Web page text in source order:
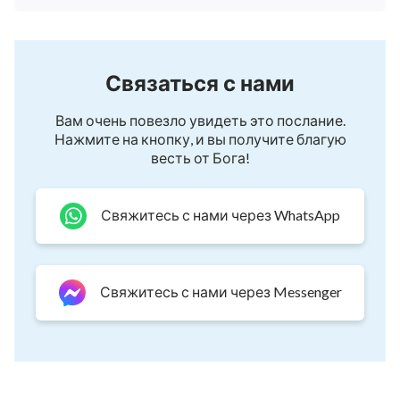
поезда, и с глухим стуком железная дверь
сознание. После этого я очнулся, лежа на
кровати в больнице в 160 километрах от того
места, где работал, и увидел, что доктор светит
врачи были удивлены, потому что я был без
сознания в течение нескольких часов, и все они
думали, что я мертв. Позже, после
компьютерной томографии, врач сказал, что
мне поставили диагноз сотрясение мозга, было
несколько порезов и царапин, но не было
Связаться с нами
Вам очень повезло увидеть это послание.
Нажмите на кнопку, и вы получите благую
весть от Бога!
Свяжитесь с нами через WhatsApp
Свяжитесь с нами через Messenger